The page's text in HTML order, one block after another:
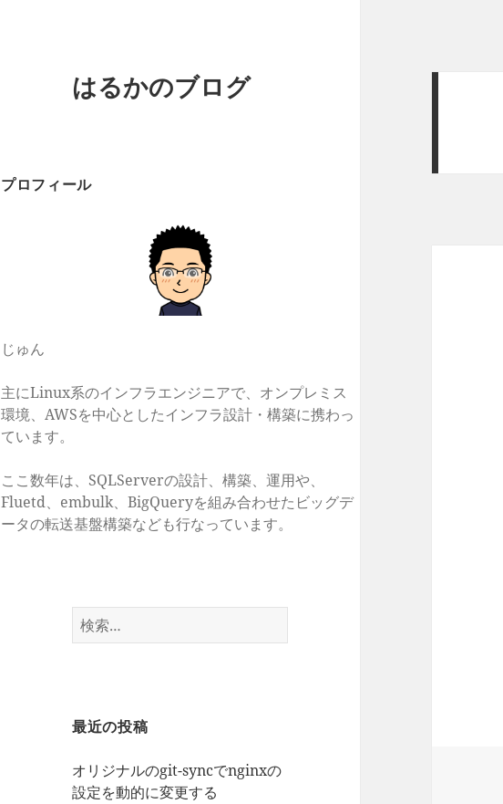
はるかのブログ
プロフィール
じゅん
主にLinux系のインフラエンジニアで、オンプレミス
環境、AWSを中心としたインフラ設計・構築に携わっ
ています。
ここ数年は、SQLServerの設計、構築、運用や、
Fluetd、embulk、BigQueryを組み合わせたビッグデ
ータの転送基盤構築なども行なっています。
検
索:
最近の投稿
オリジナルのgit-syncでnginxの
設定を動的に変更する